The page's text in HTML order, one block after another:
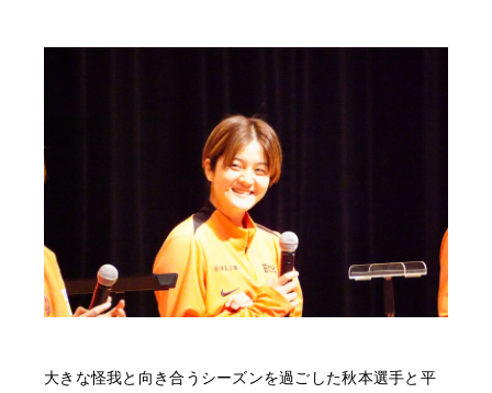
大きな怪我と向き合うシーズンを過ごした秋本選手と平